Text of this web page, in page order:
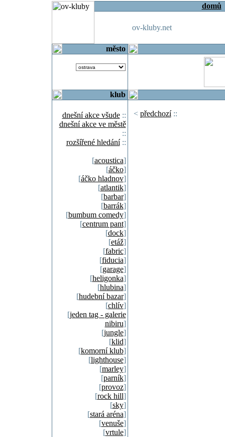
domů
ov-kluby.net
město
klub
dnešní akce všude::
dnešní akce ve městě
::
rozšířené hledání::
[acoustica]
[áčko]
[áčko hladnov]
[atlantik]
[barbar]
[barrák]
[bumbum comedy]
[centrum pant]
[dock]
[etáž]
[fabric]
[fiducia]
[garage]
[heligonka]
[hlubina]
[hudební bazar]
[chlív]
[jeden tag - galerie
nibiru]
[jungle]
[klid]
[komorní klub]
[lighthouse]
[marley]
[parník]
[provoz]
[rock hill]
[sky]
[stará aréna]
[venuše]
[vrtule]
< předchozí::